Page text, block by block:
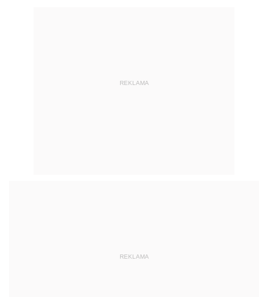
REKLAMA
REKLAMA